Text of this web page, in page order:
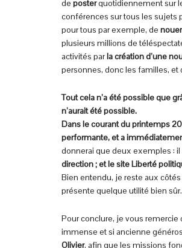
de posterquotidiennement sur
conférences sur tous les sujets
pour tous par exemple, de nouer
plusieurs millions de
activités parla création d’une
personnes, donc les familles,
Tout cela n’a été possible que
n’aurait été possible.
Dans le courant du printemps
performante, et a
donnerai que deux exemples : il
direction ; et le site Liberté
Bien entendu, je reste aux
présente quelque utilité bien sûr.
Pour conclure, je vous
immense et si ancienne
Olivier, afin que les missions